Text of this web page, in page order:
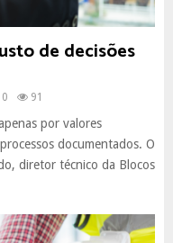
de decisões
0 91
por valores
documentados. O
diretor técnico da Blocos